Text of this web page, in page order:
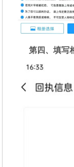
第四、填写